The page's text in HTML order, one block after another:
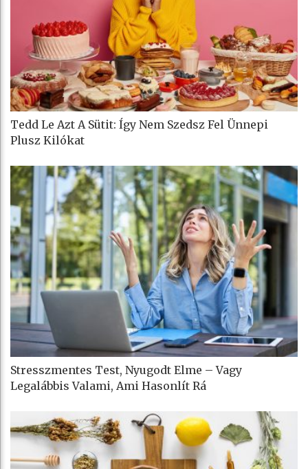
Tedd Le Azt A Sütit: Így Nem Szedsz Fel Ünnepi
Plusz Kilókat
Stresszmentes Test, Nyugodt Elme – Vagy
Legalábbis Valami, Ami Hasonlít Rá